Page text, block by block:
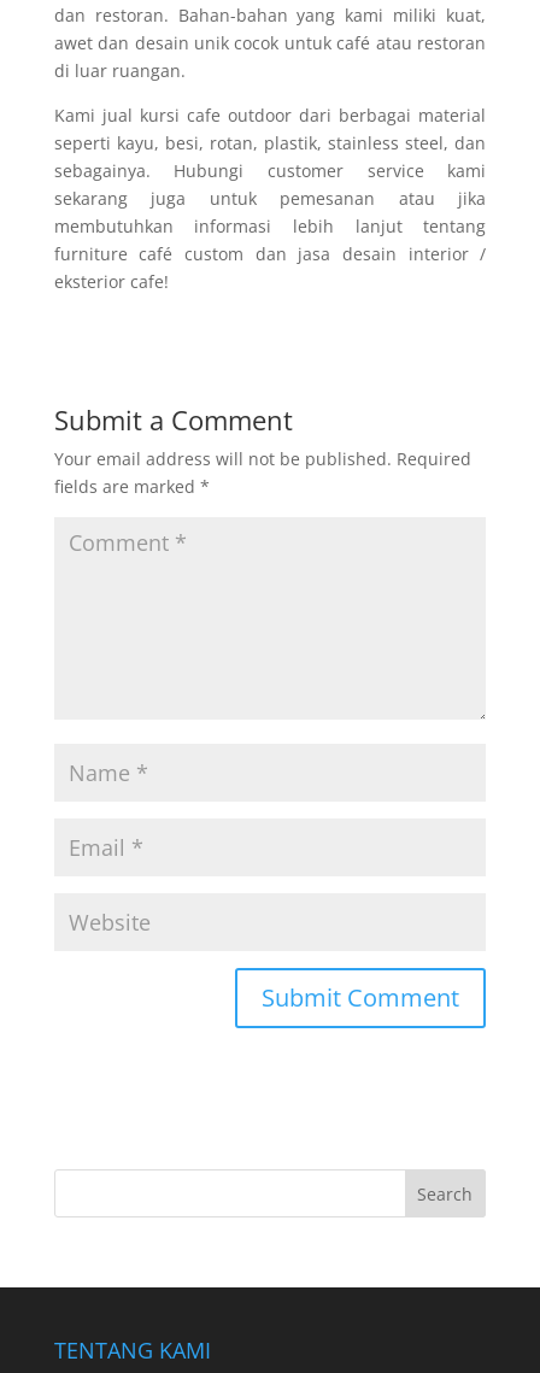
dan restoran. Bahan-bahan yang kami miliki kuat,
awet dan desain unik cocok untuk café atau restoran
di luar ruangan.
Kami jual kursi cafe outdoor dari berbagai material
seperti kayu, besi, rotan, plastik, stainless steel, dan
sebagainya. Hubungi customer service kami
sekarang juga untuk pemesanan atau jika
membutuhkan informasi lebih lanjut tentang
furniture café custom dan jasa desain interior /
eksterior cafe!
Submit a Comment
Your email address will not be published. Required
fields are marked *
TENTANG KAMI